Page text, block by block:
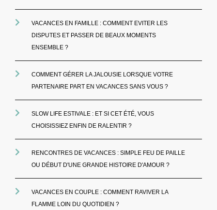
VACANCES EN FAMILLE : COMMENT EVITER LES
DISPUTES ET PASSER DE BEAUX MOMENTS
ENSEMBLE ?
COMMENT GÉRER LA JALOUSIE LORSQUE VOTRE
PARTENAIRE PART EN VACANCES SANS VOUS ?
SLOW LIFE ESTIVALE : ET SI CET ÉTÉ, VOUS
CHOISISSIEZ ENFIN DE RALENTIR ?
RENCONTRES DE VACANCES : SIMPLE FEU DE PAILLE
OU DÉBUT D'UNE GRANDE HISTOIRE D'AMOUR ?
VACANCES EN COUPLE : COMMENT RAVIVER LA
FLAMME LOIN DU QUOTIDIEN ?